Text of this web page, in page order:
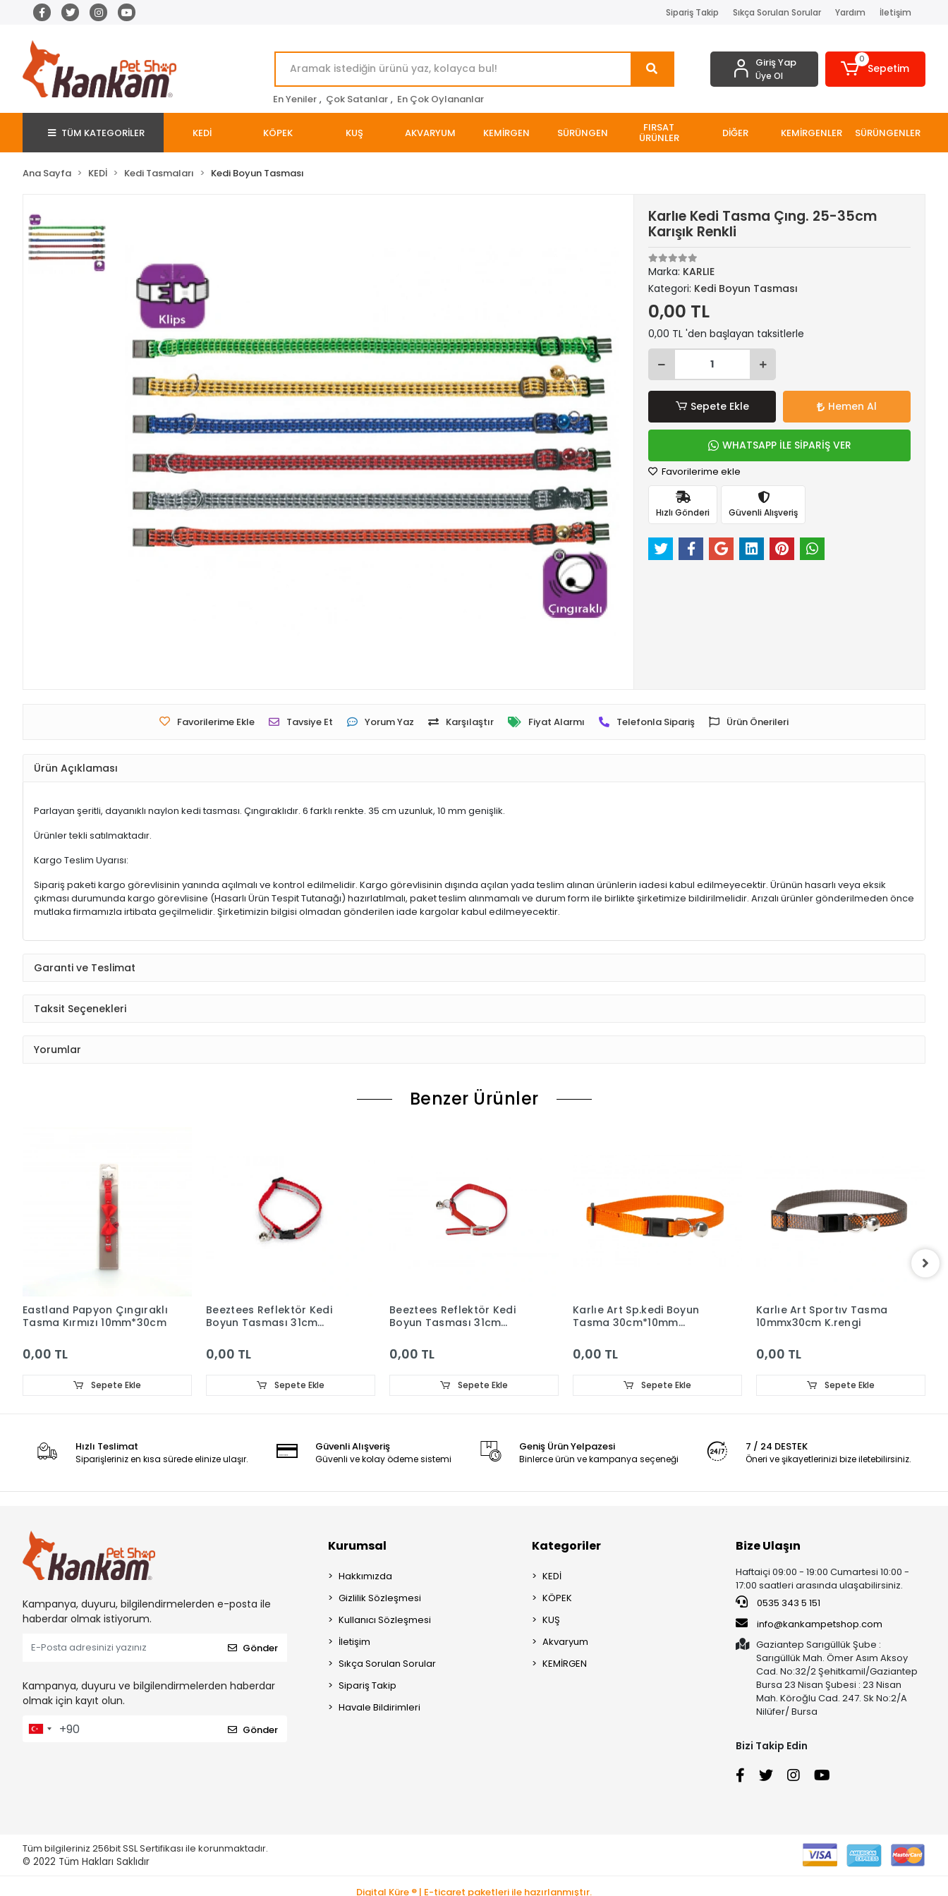
Sipariş Takip Sıkça Sorulan Sorular Yardım İletişim
En Yeniler , Çok Satanlar , En Çok Oylananlar
Giriş Yap
Üye Ol
0
Sepetim
TÜM KATEGORİLER KEDİ KÖPEK KUŞ AKVARYUM KEMİRGEN SÜRÜNGEN FIRSAT
ÜRÜNLER DİĞER KEMİRGENLER SÜRÜNGENLER
Ana Sayfa KEDİ Kedi Tasmaları Kedi Boyun Tasması
Karlıe Kedi Tasma Çıng. 25-35cm
Karışık Renkli
Marka: KARLIE
Kategori: Kedi Boyun Tasması
0,00 TL
0,00 TL 'den başlayan taksitlerle
Sepete Ekle Hemen Al
WHATSAPP İLE SİPARİŞ VER
Favorilerime ekle
Hızlı Gönderi Güvenli Alışveriş
Favorilerime Ekle Tavsiye Et Yorum Yaz Karşılaştır Fiyat Alarmı Telefonla Sipariş Ürün Önerileri
Ürün Açıklaması
Parlayan şeritli, dayanıklı naylon kedi tasması. Çıngıraklıdır. 6 farklı renkte. 35 cm uzunluk, 10 mm genişlik.
Ürünler tekli satılmaktadır.
Kargo Teslim Uyarısı:
Sipariş paketi kargo görevlisinin yanında açılmalı ve kontrol edilmelidir. Kargo görevlisinin dışında açılan yada teslim alınan ürünlerin iadesi kabul edilmeyecektir. Ürünün hasarlı veya eksik
çıkması durumunda kargo görevlisine (Hasarlı Ürün Tespit Tutanağı) hazırlatılmalı, paket teslim alınmamalı ve durum form ile birlikte şirketimize bildirilmelidir. Arızalı ürünler gönderilmeden önce
mutlaka firmamızla irtibata geçilmelidir. Şirketimizin bilgisi olmadan gönderilen iade kargolar kabul edilmeyecektir.
Garanti ve Teslimat
Taksit Seçenekleri
Yorumlar
Benzer Ürünler
Eastland Papyon Çıngıraklı
Tasma Kırmızı 10mm*30cm
0,00 TL
Sepete Ekle
Beeztees Reflektör Kedi
Boyun Tasması 31cm
0,00 TL
Sepete Ekle
Beeztees Reflektör Kedi
Boyun Tasması 31cm
0,00 TL
Sepete Ekle
Karlıe Art Sp.kedi Boyun
Tasma 30cm*10mm
0,00 TL
Sepete Ekle
Karlıe Art Sportıv Tasma
10mmx30cm K.rengi
0,00 TL
Sepete Ekle
Hızlı Teslimat
Siparişleriniz en kısa sürede elinize ulaşır.
Güvenli Alışveriş
Güvenli ve kolay ödeme sistemi
Geniş Ürün Yelpazesi
Binlerce ürün ve kampanya seçeneği
7 / 24 DESTEK
Öneri ve şikayetlerinizi bize iletebilirsiniz.
Kampanya, duyuru, bilgilendirmelerden e-posta ile
haberdar olmak istiyorum.
Gönder
Kampanya, duyuru ve bilgilendirmelerden haberdar
olmak için kayıt olun.
Gönder
Kurumsal
Hakkımızda
Gizlilik Sözleşmesi
Kullanıcı Sözleşmesi
İletişim
Sıkça Sorulan Sorular
Sipariş Takip
Havale Bildirimleri
Kategoriler
KEDİ
KÖPEK
KUŞ
Akvaryum
KEMİRGEN
Bize Ulaşın
Haftaiçi 09:00 - 19:00 Cumartesi 10:00 -
17:00 saatleri arasında ulaşabilirsiniz.
0535 343 5 151
info@kankampetshop.com
Gaziantep Sarıgüllük Şube :
Sarıgüllük Mah. Ömer Asım Aksoy
Cad. No:32/2 Şehitkamil/Gaziantep
Bursa 23 Nisan Şubesi : 23 Nisan
Mah. Köroğlu Cad. 247. Sk No:2/A
Nilüfer/ Bursa
Bizi Takip Edin
Tüm bilgileriniz 256bit SSL Sertifikası ile korunmaktadır.
© 2022 Tüm Hakları Saklıdır
Digital Küre ® | E-ticaret paketleri ile hazırlanmıştır.